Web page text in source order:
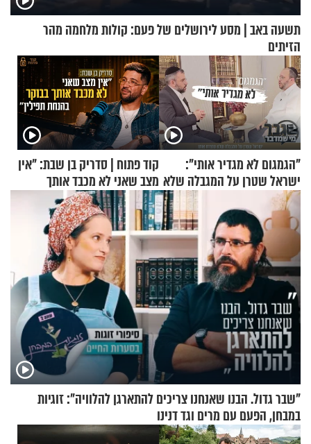
תשעה באב | מסע לירושלים של פעם: קולות מלחמה מהר
הזיתים
"הגמגום לא מגדיר אותי":
ישראל שטרן על המגבלה שלא
עוצרת אותו
קוד פתוח | סדריק בן שבת: "אין
מצב שאני לא מכבד אותך
בבוקר בהנחת תפילין"
"שבר גדול. הבנו שאנחנו צריכים להתארגן להלוויה": זוגיות
במבחן, הפעם עם מרים וגד דנינו